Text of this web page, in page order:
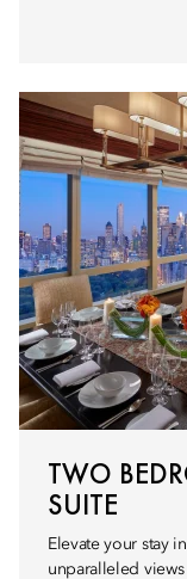
TWO
SUITE
Elevate your stay
unparalleled views